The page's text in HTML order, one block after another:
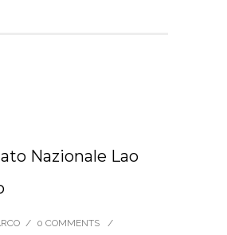
Nazionale Lao
/ 0 COMMENTS
/